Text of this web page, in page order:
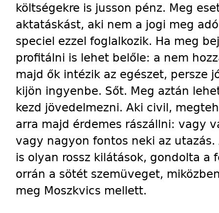
költségekre is jusson pénz. Meg
aktatáskást, aki nem a jogi meg
speciel ezzel foglalkozik. Ha meg
profitálni is lehet belőle: a nem
majd ők intézik az egészet, persze
kijön ingyenbe. Sőt. Meg aztán
kezd jövedelmezni. Aki civil,
arra majd érdemes rászállni: vagy
vagy nagyon fontos neki az
is olyan rossz kilátások, gondolta
orrán a sötét szemüveget,
meg Moszkvics mellett.